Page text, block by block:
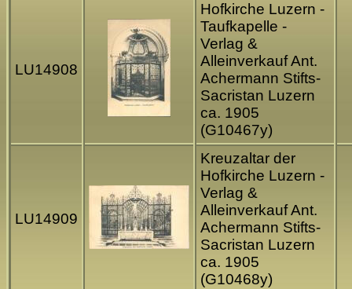
LU14908
Hofkirche Luzern -
Taufkapelle -
Verlag &
Alleinverkauf Ant.
Achermann Stifts-
Sacristan Luzern
ca. 1905
(G10467y)
LU14909
Kreuzaltar der
Hofkirche Luzern -
Verlag &
Alleinverkauf Ant.
Achermann Stifts-
Sacristan Luzern
ca. 1905
(G10468y)